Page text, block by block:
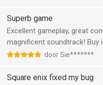
Superb game
Excellent gameplay, great
magnificent soundtrack! Buy
door Sie*******
Square enix fixed my bug